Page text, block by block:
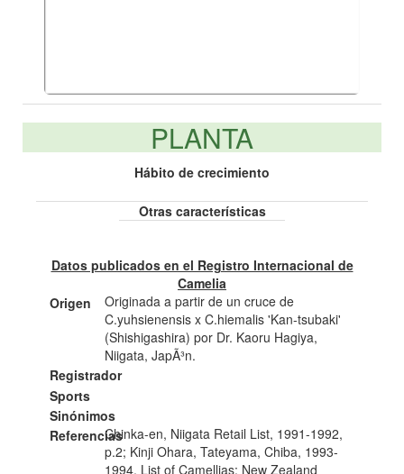
PLANTA
Hábito de crecimiento
Otras características
Datos publicados en el Registro Internacional de
Camelia
Origen
Originada a partir de un cruce de
C.yuhsienensis x C.hiemalis 'Kan-tsubaki'
(Shishigashira) por Dr. Kaoru Hagiya,
Niigata, JapÃ³n.
Registrador
Sports
Sinónimos
ReferenciasChinka-en, Niigata Retail List, 1991-1992,
p.2; Kinji Ohara, Tateyama, Chiba, 1993-
1994, List of Camellias; New Zealand